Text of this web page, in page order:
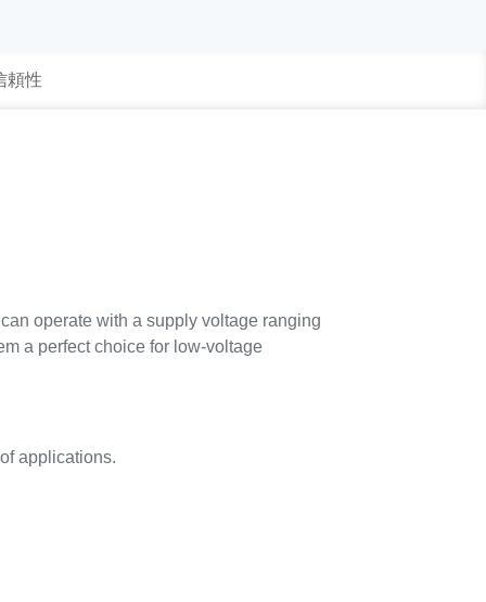
頼性
operate with a supply voltage ranging
a perfect choice for low-voltage
applications.